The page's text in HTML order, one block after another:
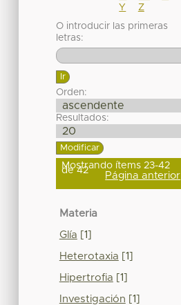
Y
Z
O introducir las primeras
letras:
Orden:
Resultados:
Mostrando ítems 23-42
de 42 Página anterior
Materia
Glía [1]
Heterotaxia [1]
Hipertrofia [1]
Investigación [1]